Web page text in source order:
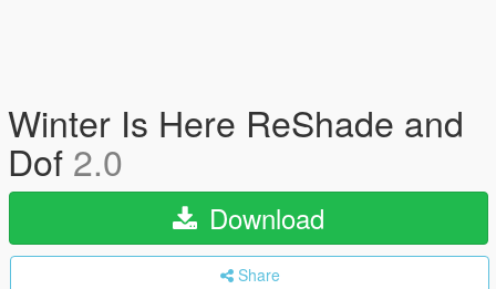
Winter Is Here ReShade and
Dof 2.0
Download
Share